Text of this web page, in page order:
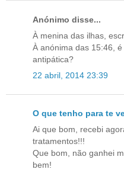
Anónimo disse...
À menina das ilhas,
À anónima das 15:46,
antipática?
22 abril, 2014 23:39
O que tenho para te
Ai que bom, recebi
tratamentos!!!
Que bom, não ganhei
bem!